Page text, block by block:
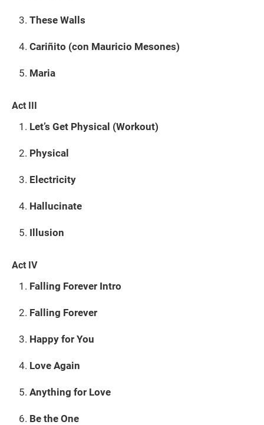
These Walls
Cariñito (con Mauricio Mesones)
Maria
Act III
Let’s Get Physical (Workout)
Physical
Electricity
Hallucinate
Illusion
Act IV
Falling Forever Intro
Falling Forever
Happy for You
Love Again
Anything for Love
Be the One